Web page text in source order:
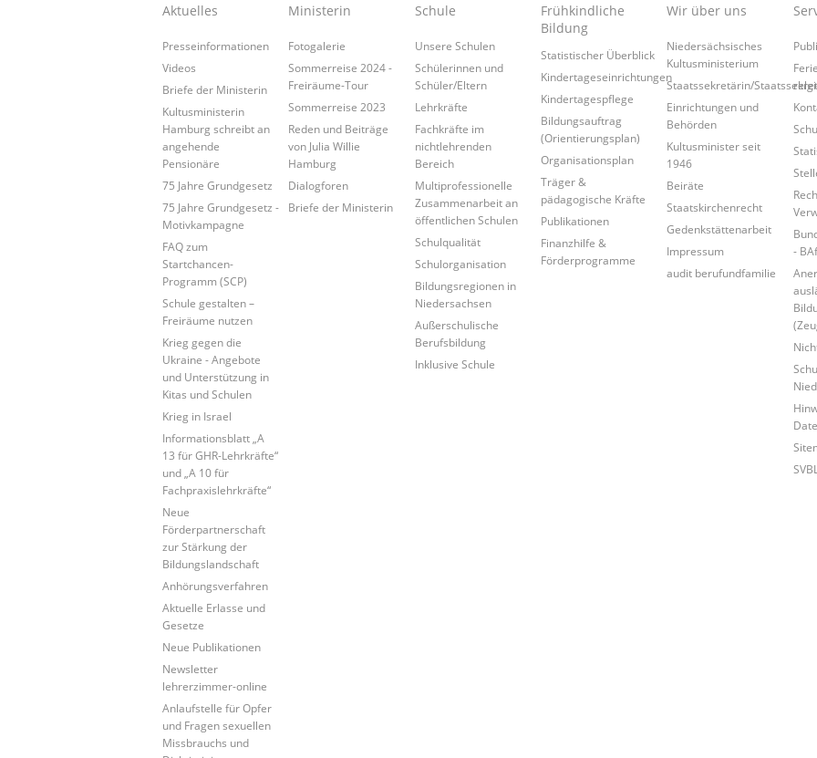
Aktuelles
Presseinformationen
Videos
Briefe der Ministerin
Kultusministerin
Hamburg schreibt an
angehende
Pensionäre
75 Jahre Grundgesetz
75 Jahre Grundgesetz -
Motivkampagne
FAQ zum
Startchancen-
Programm (SCP)
Schule gestalten –
Freiräume nutzen
Krieg gegen die
Ukraine - Angebote
und Unterstützung in
Kitas und Schulen
Krieg in Israel
Informationsblatt „A
13 für GHR-Lehrkräfte“
und „A 10 für
Fachpraxislehrkräfte“
Neue
Förderpartnerschaft
zur Stärkung der
Bildungslandschaft
Anhörungsverfahren
Aktuelle Erlasse und
Gesetze
Neue Publikationen
Newsletter
lehrerzimmer-online
Anlaufstelle für Opfer
und Fragen sexuellen
Missbrauchs und
Ministerin
Fotogalerie
Sommerreise 2024 -
Freiräume-Tour
Sommerreise 2023
Reden und Beiträge
von Julia Willie
Hamburg
Dialogforen
Briefe der Ministerin
Schule
Unsere Schulen
Schülerinnen und
Schüler/Eltern
Lehrkräfte
Fachkräfte im
nichtlehrenden
Bereich
Multiprofessionelle
Zusammenarbeit an
öffentlichen Schulen
Schulqualität
Schulorganisation
Bildungsregionen in
Niedersachsen
Außerschulische
Berufsbildung
Inklusive Schule
Frühkindliche
Bildung
Statistischer Überblick
Kindertageseinrichtungen
Kindertagespflege
Bildungsauftrag
(Orientierungsplan)
Organisationsplan
Träger &
pädagogische Kräfte
Publikationen
Finanzhilfe &
Förderprogramme
Wir über uns
Niedersächsisches
Kultusministerium
Staatssekretärin/
Einrichtungen und
Behörden
Kultusminister seit
1946
Beiräte
Staatskirchenrecht
Gedenkstättenarbeit
Impressum
audit berufundfamilie
-
SVBL